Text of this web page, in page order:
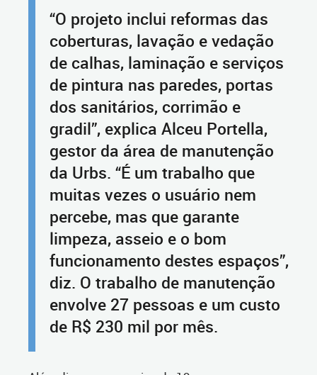
“O projeto inclui reformas das
coberturas, lavação e vedação
de calhas, laminação e serviços
de pintura nas paredes, portas
dos sanitários, corrimão e
gradil”, explica Alceu Portella,
gestor da área de manutenção
da Urbs. “É um trabalho que
muitas vezes o usuário nem
percebe, mas que garante
limpeza, asseio e o bom
funcionamento destes espaços”,
diz. O trabalho de manutenção
envolve 27 pessoas e um custo
de R$ 230 mil por mês.